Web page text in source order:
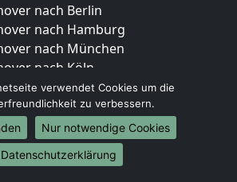
nach Berlin
nach Hamburg
nach München
nach Köln
nach Frankfurt am Main
nach Stuttgart
nach Düsseldorf
nach Leipzig
nach Dortmund
verwendet Cookies um die
zu verbessern.
Nur notwendige Cookies
Datenschutzerklärung